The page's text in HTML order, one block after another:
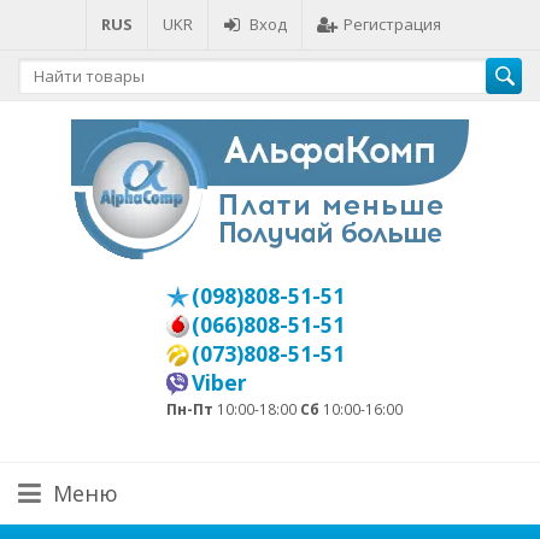
RUS UKR Вход Регистрация
(098)808-51-51
(066)808-51-51
(073)808-51-51
Viber
Пн-Пт 10:00-18:00 Сб 10:00-16:00
Меню